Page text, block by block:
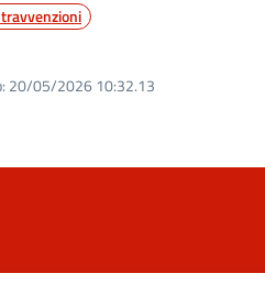
20/05/2026 10:32.13